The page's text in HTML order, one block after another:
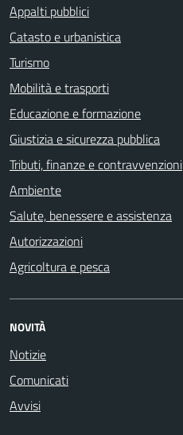
Appalti pubblici
Catasto e urbanistica
Turismo
Mobilità e trasporti
Educazione e formazione
Giustizia e sicurezza pubblica
Tributi, finanze e contravvenzioni
Ambiente
Salute, benessere e assistenza
Autorizzazioni
Agricoltura e pesca
NOVITÀ
Notizie
Comunicati
Avvisi